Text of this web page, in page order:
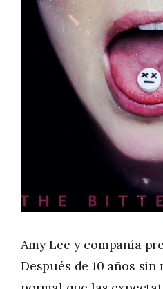
Amy Lee y compañía
Después de 10 años